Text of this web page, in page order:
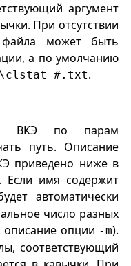
аргумент
При отсутствии
может быть
а по умолчанию
.
ВКЭ по парам
путь. Описание
приведено ниже в
Если имя содержит
автоматически
число разных
описание опции -m).
соответствующий